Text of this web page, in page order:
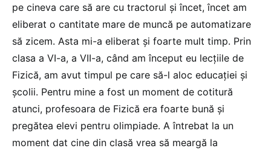
pe cineva care să are cu tractorul și încet, încet am
eliberat o cantitate mare de muncă pe automatizare
să zicem. Asta mi-a eliberat și foarte mult timp. Prin
clasa a VI-a, a VII-a, când am început eu lecțiile de
Fizică, am avut timpul pe care să-l aloc educației și
școlii. Pentru mine a fost un moment de cotitură
atunci, profesoara de Fizică era foarte bună și
pregătea elevi pentru olimpiade. A întrebat la un
moment dat cine din clasă vrea să meargă la